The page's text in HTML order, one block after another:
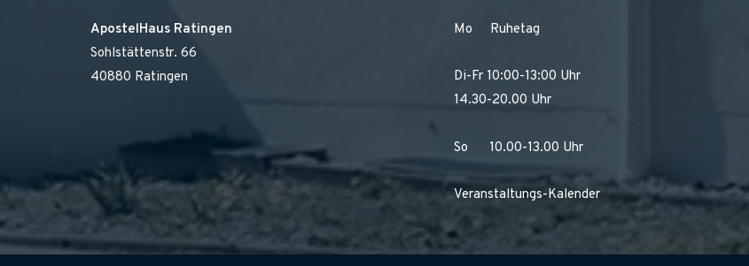
ApostelHaus Ratingen
Sohlstättenstr. 66
40880 Ratingen
Mo Ruhetag
Di-Fr 10:00-13:00 Uhr
14.30-20.00 Uhr
So 10.00-13.00 Uhr
Veranstaltungs-Kalender